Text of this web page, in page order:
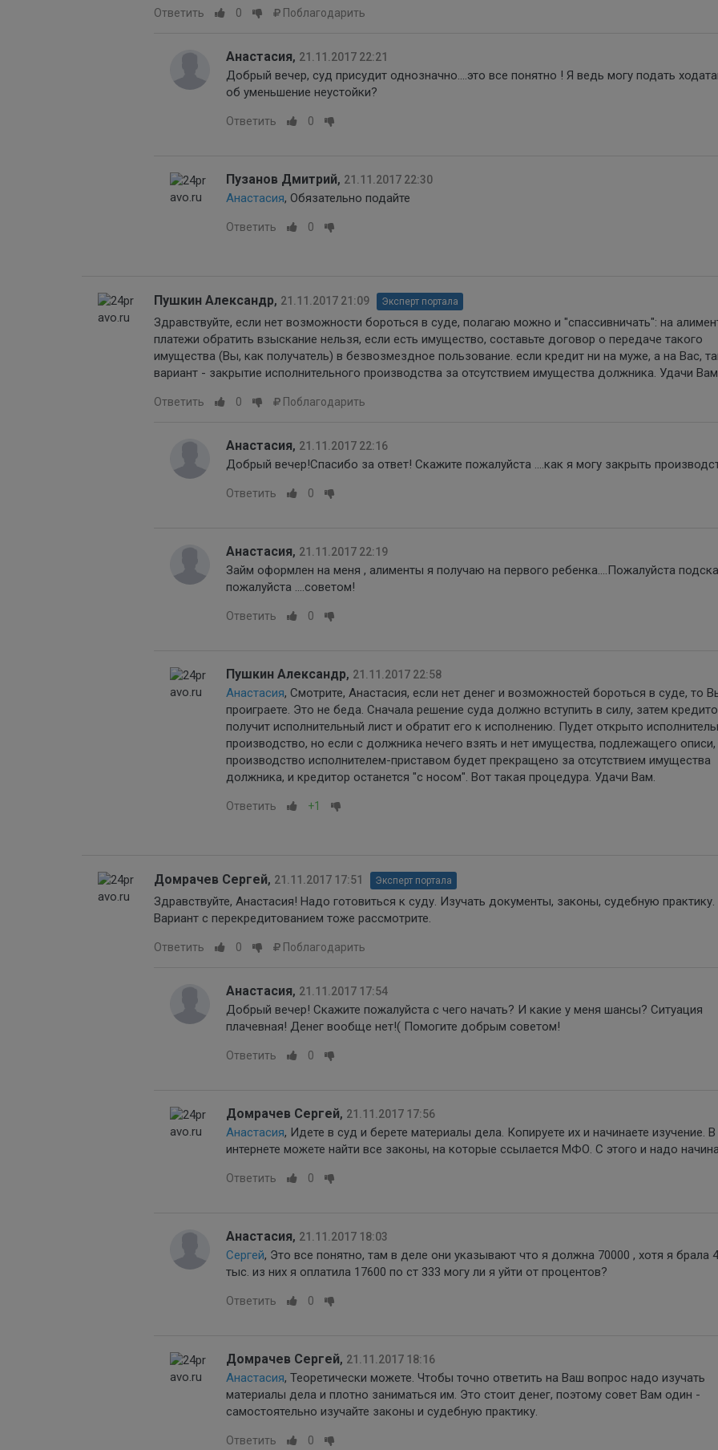
Ответить 0 Поблагодарить
Анастасия, 21.11.2017 22:21
Добрый вечер, суд присудит однозначно....это все понятно ! Я ведь могу подать
об уменьшение неустойки?
Ответить 0
Пузанов Дмитрий, 21.11.2017 22:30
Анастасия, Обязательно подайте
Ответить 0
Пушкин Александр, 21.11.2017 21:09 Эксперт портала
Здравствуйте, если нет возможности бороться в суде, полагаю можно и "спассивничать": на
платежи обратить взыскание нельзя, если есть имущество, составьте договор о передаче такого
имущества (Вы, как получатель) в безвозмездное пользование. если кредит ни на муже, а на Вас,
вариант - закрытие исполнительного производства за отсутствием имущества должника. Удачи Вам.
Ответить 0 Поблагодарить
Анастасия, 21.11.2017 22:16
Добрый вечер!Спасибо за ответ! Скажите пожалуйста ....как я могу закрыть
Ответить 0
Анастасия, 21.11.2017 22:19
Займ оформлен на меня , алименты я получаю на первого ребенка....Пожалуйста
пожалуйста ....советом!
Ответить 0
Пушкин Александр, 21.11.2017 22:58
Анастасия, Смотрите, Анастасия, если нет денег и возможностей бороться в суде, то
проиграете. Это не беда. Сначала решение суда должно вступить в силу, затем
получит исполнительный лист и обратит его к исполнению. Пудет открыто
производство, но если с должника нечего взять и нет имущества, подлежащего описи,
производство исполнителем-приставом будет прекращено за отсутствием имущества
должника, и кредитор останется "с носом". Вот такая процедура. Удачи Вам.
Ответить +1
Домрачев Сергей, 21.11.2017 17:51 Эксперт портала
Здравствуйте, Анастасия! Надо готовиться к суду. Изучать документы, законы, судебную практику.
Вариант с перекредитованием тоже рассмотрите.
Ответить 0 Поблагодарить
Анастасия, 21.11.2017 17:54
Добрый вечер! Скажите пожалуйста с чего начать? И какие у меня шансы? Ситуация
плачевная! Денег вообще нет!( Помогите добрым советом!
Ответить 0
Домрачев Сергей, 21.11.2017 17:56
Анастасия, Идете в суд и берете материалы дела. Копируете их и начинаете изучение. В
интернете можете найти все законы, на которые ссылается МФО. С этого и надо
Ответить 0
Анастасия, 21.11.2017 18:03
Сергей, Это все понятно, там в деле они указывают что я должна 70000 , хотя я брала
тыс. из них я оплатила 17600 по ст 333 могу ли я уйти от процентов?
Ответить 0
Домрачев Сергей, 21.11.2017 18:16
Анастасия, Теоретически можете. Чтобы точно ответить на Ваш вопрос надо изучать
материалы дела и плотно заниматься им. Это стоит денег, поэтому совет Вам один -
самостоятельно изучайте законы и судебную практику.
Ответить 0